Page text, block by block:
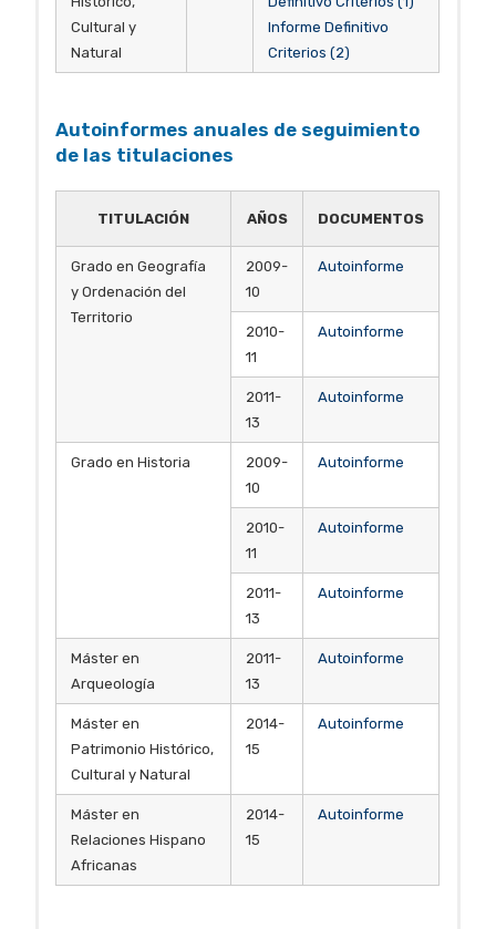
Cultural y
Natural
Informe Definitivo
Criterios (2)
Autoinformes anuales de seguimiento
de las titulaciones
TITULACIÓN AÑOS DOCUMENTOS
Grado en Geografía
y Ordenación del
Territorio
2009-
10
Autoinforme
2010-
11
Autoinforme
2011-
13
Autoinforme
Grado en Historia
2009-
10
Autoinforme
2010-
11
Autoinforme
2011-
13
Autoinforme
Máster en
Arqueología
2011-
13
Autoinforme
Máster en
Patrimonio Histórico,
Cultural y Natural
2014-
15
Autoinforme
Máster en
Relaciones Hispano
Africanas
2014-
15
Autoinforme